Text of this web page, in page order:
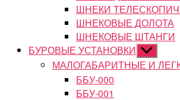
ШНЕКИ
ШНЕКОВЫЕ ДОЛОТА
ШНЕКОВЫЕ ШТАНГИ
БУРОВЫЕ УСТАНОВКИ Показывать
подменю
МАЛОГАБАРИТНЫЕ И
ББУ-000
ББУ-001